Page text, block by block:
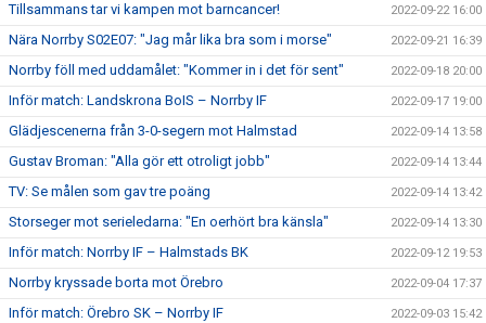
Tillsammans tar vi kampen mot barncancer! 2022-09-22 16:00
Nära Norrby S02E07: "Jag mår lika bra som i morse" 2022-09-21 16:39
Norrby föll med uddamålet: "Kommer in i det för sent" 2022-09-18 20:00
Inför match: Landskrona BoIS – Norrby IF 2022-09-17 19:00
Glädjescenerna från 3-0-segern mot Halmstad 2022-09-14 13:58
Gustav Broman: "Alla gör ett otroligt jobb" 2022-09-14 13:44
TV: Se målen som gav tre poäng 2022-09-14 13:42
Storseger mot serieledarna: "En oerhört bra känsla" 2022-09-14 13:30
Inför match: Norrby IF – Halmstads BK 2022-09-12 19:53
Norrby kryssade borta mot Örebro 2022-09-04 17:37
Inför match: Örebro SK – Norrby IF 2022-09-03 15:42